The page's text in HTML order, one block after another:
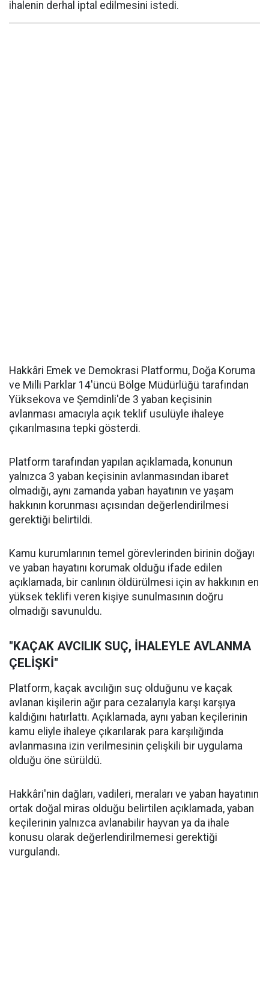
ihalenin derhal iptal edilmesini istedi.
Hakkâri Emek ve Demokrasi Platformu, Doğa Koruma
ve Milli Parklar 14'üncü Bölge Müdürlüğü tarafından
Yüksekova ve Şemdinli'de 3 yaban keçisinin
avlanması amacıyla açık teklif usulüyle ihaleye
çıkarılmasına tepki gösterdi.
Platform tarafından yapılan açıklamada, konunun
yalnızca 3 yaban keçisinin avlanmasından ibaret
olmadığı, aynı zamanda yaban hayatının ve yaşam
hakkının korunması açısından değerlendirilmesi
gerektiği belirtildi.
Kamu kurumlarının temel görevlerinden birinin doğayı
ve yaban hayatını korumak olduğu ifade edilen
açıklamada, bir canlının öldürülmesi için av hakkının en
yüksek teklifi veren kişiye sunulmasının doğru
olmadığı savunuldu.
"KAÇAK AVCILIK SUÇ, İHALEYLE AVLANMA
ÇELİŞKİ"
Platform, kaçak avcılığın suç olduğunu ve kaçak
avlanan kişilerin ağır para cezalarıyla karşı karşıya
kaldığını hatırlattı. Açıklamada, aynı yaban keçilerinin
kamu eliyle ihaleye çıkarılarak para karşılığında
avlanmasına izin verilmesinin çelişkili bir uygulama
olduğu öne sürüldü.
Hakkâri'nin dağları, vadileri, meraları ve yaban hayatının
ortak doğal miras olduğu belirtilen açıklamada, yaban
keçilerinin yalnızca avlanabilir hayvan ya da ihale
konusu olarak değerlendirilmemesi gerektiği
vurgulandı.